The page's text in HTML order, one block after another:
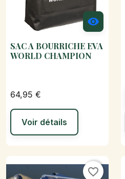

SAC A BOURRICHE EVA
WORLD CHAMPION
64,95 €
Voir détails
favorite_border